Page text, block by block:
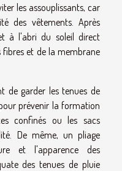
les assouplissants, car
des vêtements. Après
à l'abri du soleil direct
et de la membrane
de garder les tenues de
prévenir la formation
confinés ou les sacs
De même, un pliage
et l'apparence des
des tenues de pluie